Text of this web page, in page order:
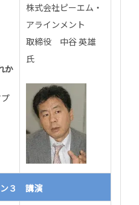
か
株式会社ピーエム・
アラインメント
取締役 中谷 英雄
氏
ン３ 講演